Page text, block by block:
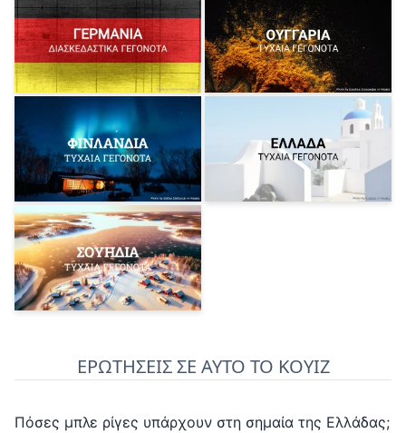
ΕΡΩΤΗΣΕΙΣ ΣΕ ΑΥΤΟ ΤΟ ΚΟΥΙΖ
Πόσες μπλε ρίγες υπάρχουν στη σημαία της Ελλάδας;